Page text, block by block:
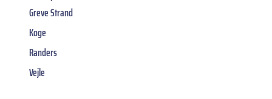
Greve Strand
Koge
Randers
Vejle